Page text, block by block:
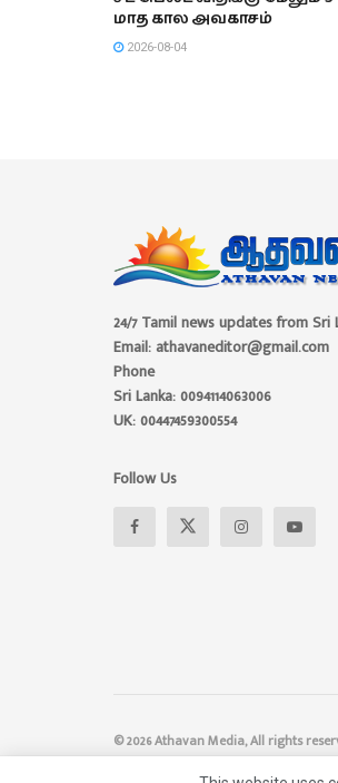
மாத கால அவகாசம்
2026-08-04
24/7 Tamil news updates from Sri
Email: athavaneditor@gmail.com
Phone
Sri Lanka: 0094114063006
UK: 00447459300554
Follow Us
© 2026 Athavan Media, All rights